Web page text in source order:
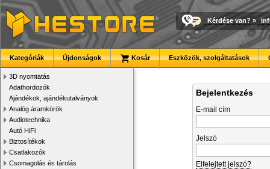
Kérdése van? »
Kategóriák Újdonságok Kosár Eszközök, szolgáltatások
3D nyomtatás
Adathordozók
Ajándékok, ajándékutalványok
Analóg áramkörök
Audiotechnika
Autó HiFi
Biztosítékok
Csatlakozók
Csomagolás és tárolás
Bejelentkezés
E-mail cím
Jelszó
Elfelejtett jelszó?